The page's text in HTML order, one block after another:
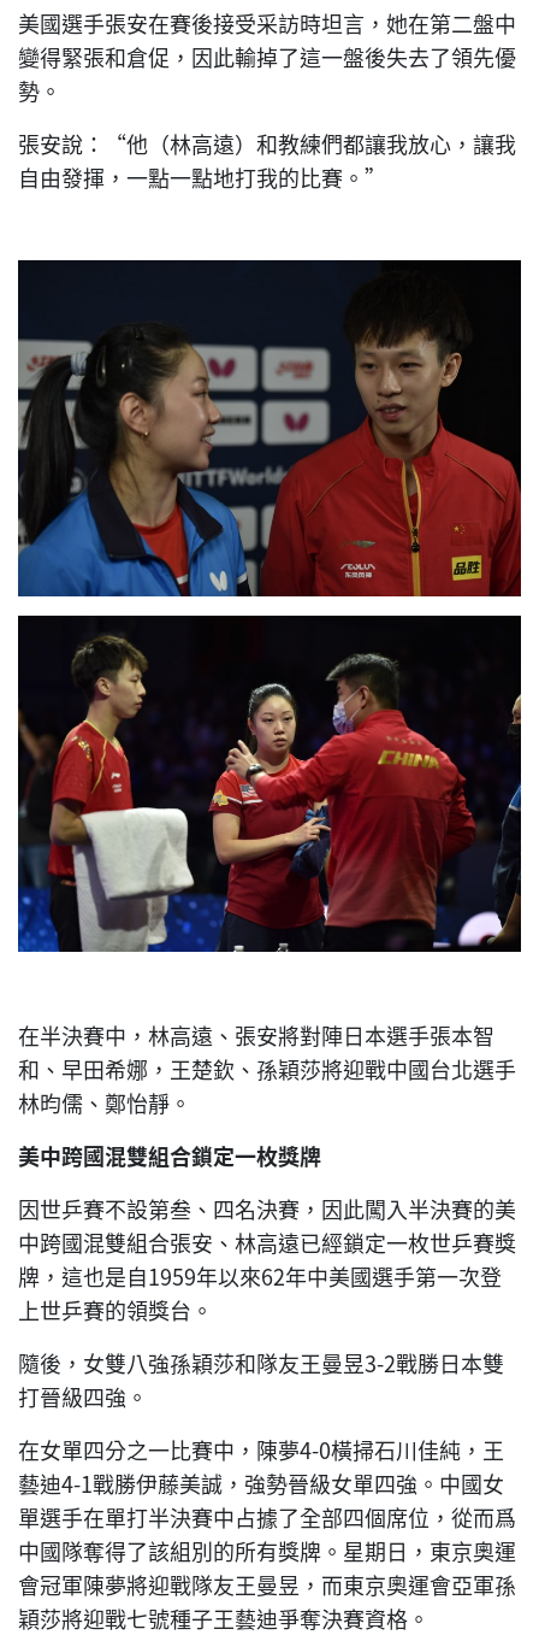
美國選手張安在賽後接受采訪時坦言，她在第二盤中
變得緊張和倉促，因此輸掉了這一盤後失去了領先優
勢。
張安說：“他（林高遠）和教練們都讓我放心，讓我
自由發揮，一點一點地打我的比賽。”
在半決賽中，林高遠、張安將對陣日本選手張本智
和、早田希娜，王楚欽、孫穎莎將迎戰中國台北選手
林昀儒、鄭怡靜。
美中跨國混雙組合鎖定一枚獎牌
因世乒賽不設第叁、四名決賽，因此闖入半決賽的美
中跨國混雙組合張安、林高遠已經鎖定一枚世乒賽獎
牌，這也是自1959年以來62年中美國選手第一次登
上世乒賽的領獎台。
隨後，女雙八強孫穎莎和隊友王曼昱3-2戰勝日本雙
打晉級四強。
在女單四分之一比賽中，陳夢4-0橫掃石川佳純，王
藝迪4-1戰勝伊藤美誠，強勢晉級女單四強。 中國女
單選手在單打半決賽中占據了全部四個席位，從而爲
中國隊奪得了該組別的所有獎牌。星期日，東京奧運
會冠軍陳夢將迎戰隊友王曼昱，而東京奧運會亞軍孫
穎莎將迎戰七號種子王藝迪爭奪決賽資格。